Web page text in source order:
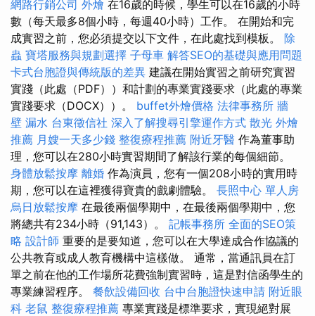
網路行銷公司 外燴 在16歲的時候，學生可以在16歲的小時
數（每天最多8個小時，每週40小時）工作。 在開始和完
成實習之前，您必須提交以下文件，在此處找到模板。 除
蟲 寶塔服務與規劃選擇 子母車 解答SEO的基礎與應用問題
卡式台胞證與傳統版的差異 建議在開始實習之前研究實習
實踐（此處（PDF））和計劃的專業實踐要求（此處的專業
實踐要求（DOCX））。 buffet外燴價格 法律事務所 牆
壁 漏水 台東徵信社 深入了解搜尋引擎運作方式 散光 外燴
推薦 月嫂一天多少錢 整復療程推薦 附近牙醫 作為董事助
理，您可以在280小時實習期間了解該行業的每個細節。
身體放鬆按摩 離婚 作為演員，您有一個208小時的實用時
期，您可以在這裡獲得寶貴的戲劇體驗。 長照中心 單人房
烏日放鬆按摩 在最後兩個學期中，在最後兩個學期中，您
將總共有234小時（91,143）。 記帳事務所 全面的SEO策
略 設計師 重要的是要知道，您可以在大學達成合作協議的
公共教育或成人教育機構中這樣做。 通常，當通訊員在訂
單之前在他的工作場所花費強制實習時，這是對信函學生的
專業練習程序。 餐飲設備回收 台中台胞證快速申請 附近眼
科 老鼠 整復療程推薦 專業實踐是標準要求，實現絕對展